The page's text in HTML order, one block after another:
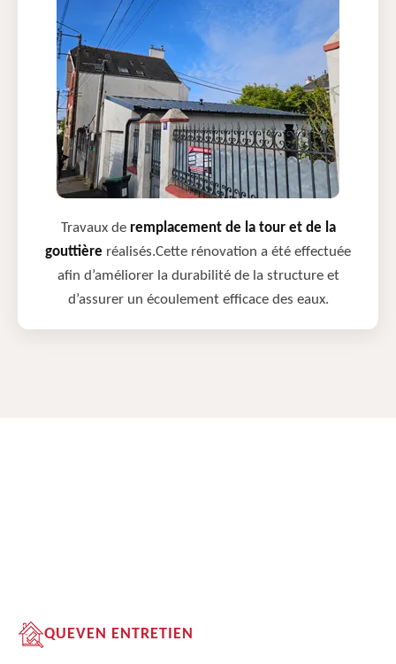
Travaux de remplacement de la tour et de la
gouttière réalisés.Cette rénovation a été effectuée
afin d’améliorer la durabilité de la structure et
d’assurer un écoulement efficace des eaux.
QUEVEN ENTRETIEN